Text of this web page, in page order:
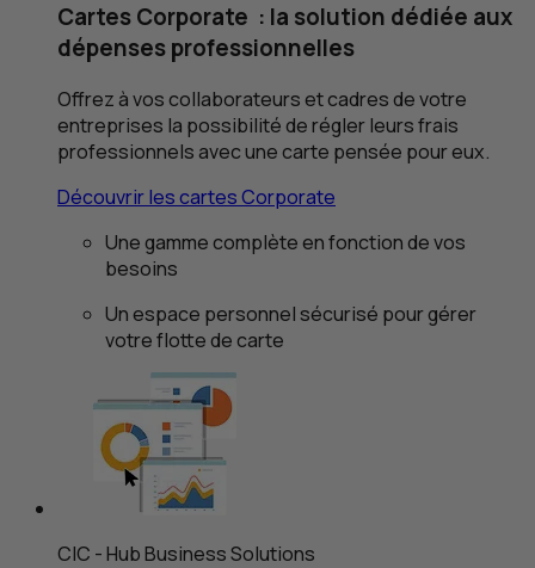
CartesCorporate : la solution dédiée aux
dépenses professionnelles
Offrez à vos collaborateurs et cadres de votre
entreprises la possibilité de régler leurs frais
professionnels avec une carte pensée pour eux.
Découvrir les cartesCorporate
Une gamme complète en fonction de vos
besoins
Un espace personnel sécurisé pour gérer
votre flotte de carte
CIC -Hub Business Solutions